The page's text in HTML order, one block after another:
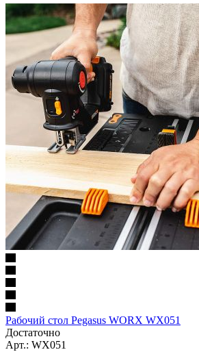
Рабочий стол Pegasus WORX WX051
Достаточно
Арт.: WX051